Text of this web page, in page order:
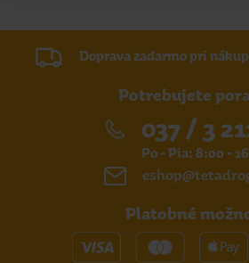
Doprava zadarmo pri
Potrebujete
037 / 3
Po - Pia: 8:00 -
Platobné